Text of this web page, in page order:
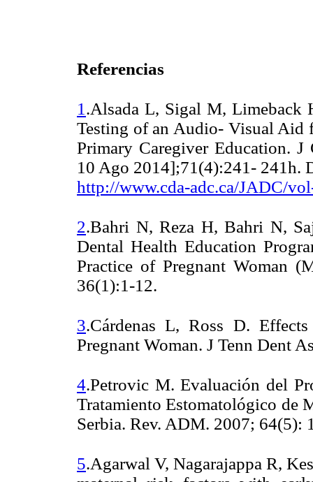
Referencias
1 .Alsada L, Sigal M, Limeback
Testing of an Audio- Visual
Primary Caregiver Education.
10 Ago 2014];71(4):241- 241h.
http://www.cda-adc.ca/JADC/
2.Bahri N, Reza H, Bahri N,
Dental Health Education
Practice of Pregnant Woman
36(1):1-12.
3.Cárdenas L, Ross D.
Pregnant Woman. J Tenn Dent
4.Petrovic M. Evaluación del
Tratamiento Estomatológico de
Serbia. Rev. ADM. 2007; 64(5):
5.Agarwal V, Nagarajappa R,